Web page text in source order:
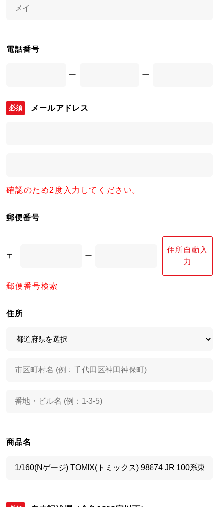
電話番号
ー ー
メールアドレス
確認のため2度入力してください。
郵便番号
〒 ー
住所自動入
力
郵便番号検索
住所
商品名